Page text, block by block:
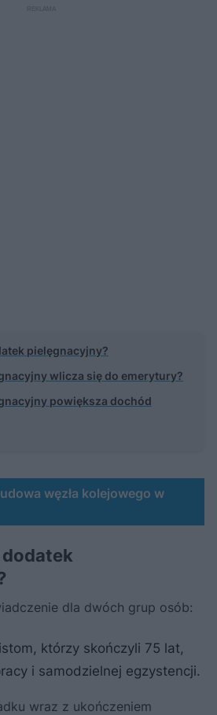
grafika dotycząca waloryzacji
pielęgnacyjny?
wlicza się do emerytury?
powiększa dochód
węzła kolejowego w
dla dwóch grup osób:
którzy skończyli 75 lat,
i samodzielnej egzystencji.
wraz z ukończeniem